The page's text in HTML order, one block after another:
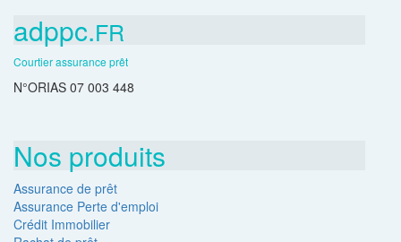
adppc.FR
Courtier assurance prêt
N°ORIAS 07 003 448
Nos produits
Assurance de prêt
Assurance Perte d'emploi
Crédit Immobilier